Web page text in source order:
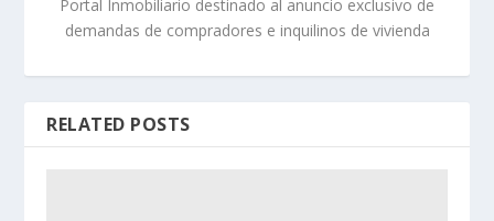
Portal Inmobiliario destinado al anuncio exclusivo de
demandas de compradores e inquilinos de vivienda
RELATED POSTS